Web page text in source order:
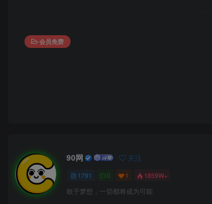
会员免费
90网 关注
1791 0 1 1859W+
敢于梦想，一切都将成为可能